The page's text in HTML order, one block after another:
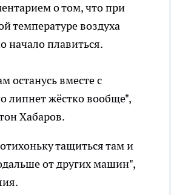
о том, что при
температуре воздуха
начало плавиться.
останусь вместе с
липнет жёстко вообще",
Хабаров.
тащиться там и
от других машин",